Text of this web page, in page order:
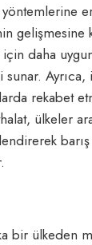
gelişmesine
daha
Ayrıca,
rekabet
ülkeler
bir ülkeden